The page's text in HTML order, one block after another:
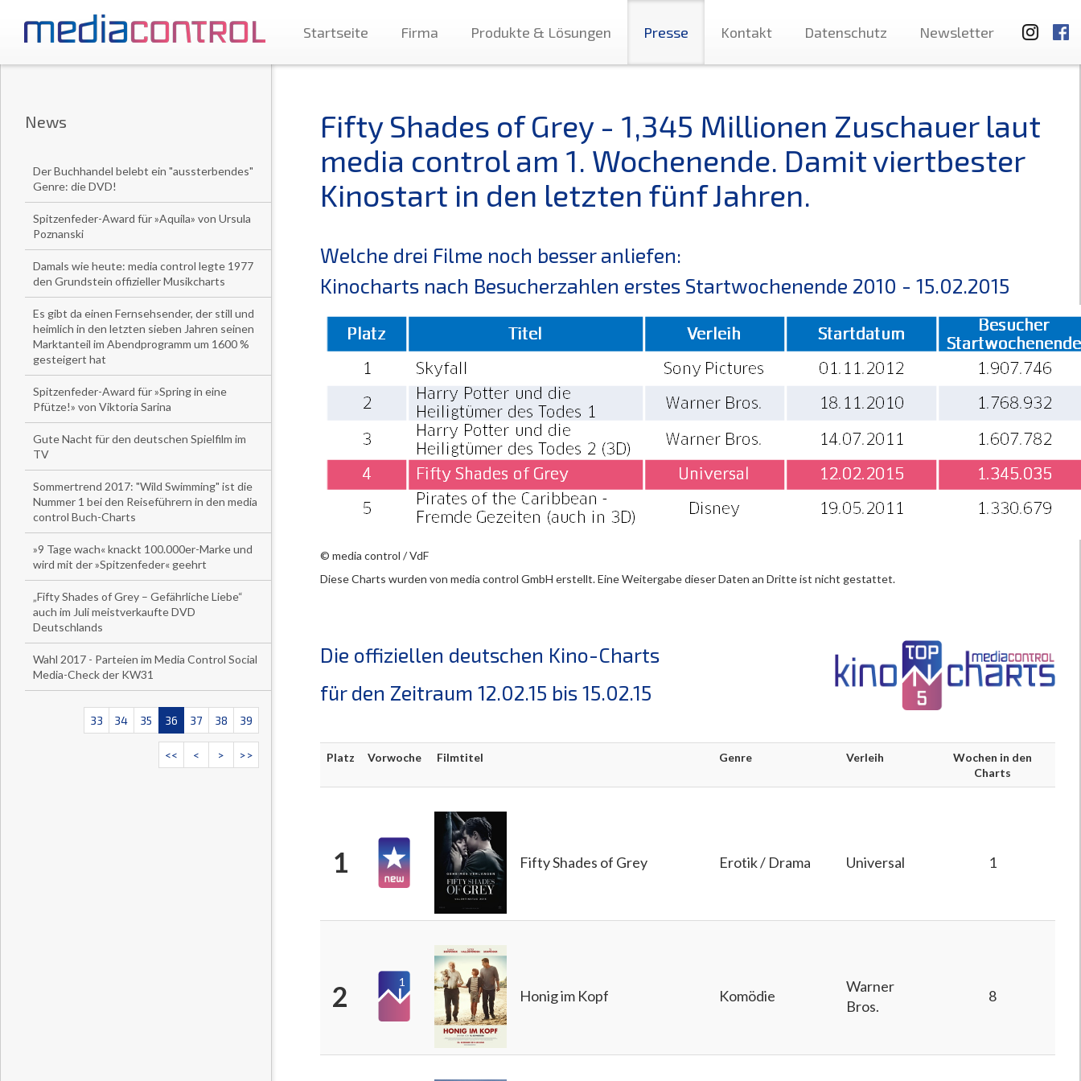
Startseite Firma Produkte & Lösungen Presse Kontakt Datenschutz Newsletter
News
Der Buchhandel belebt ein "aussterbendes"
Genre: die DVD!
Spitzenfeder-Award für »Aquila» von Ursula
Poznanski
Damals wie heute: media control legte 1977
den Grundstein offizieller Musikcharts
Es gibt da einen Fernsehsender, der still und
heimlich in den letzten sieben Jahren seinen
Marktanteil im Abendprogramm um 1600 %
gesteigert hat
Spitzenfeder-Award für »Spring in eine
Pfütze!» von Viktoria Sarina
Gute Nacht für den deutschen Spielfilm im
TV
Sommertrend 2017: "Wild Swimming" ist die
Nummer 1 bei den Reiseführern in den media
control Buch-Charts
»9 Tage wach« knackt 100.000er-Marke und
wird mit der »Spitzenfeder« geehrt
„Fifty Shades of Grey – Gefährliche Liebe“
auch im Juli meistverkaufte DVD
Deutschlands
Wahl 2017 - Parteien im Media Control Social
Media-Check der KW31
33 34 35 36 37 38 39
<< < > >>
Fifty Shades of Grey - 1,345 Millionen Zuschauer laut
media control am 1. Wochenende. Damit viertbester
Kinostart in den letzten fünf Jahren.
Welche drei Filme noch besser anliefen:
Kinocharts nach Besucherzahlen erstes Startwochenende 2010 - 15.02.2015
© media control / VdF
Diese Charts wurden von media control GmbH erstellt. Eine Weitergabe dieser Daten an Dritte ist nicht gestattet.
Die offiziellen deutschen Kino-Charts
für den Zeitraum 12.02.15 bis 15.02.15
Platz Vorwoche Filmtitel Genre Verleih
Wochen in den
Charts
1 Fifty Shades of Grey Erotik / Drama Universal 1
2 1
Honig im Kopf Komödie
Warner
Bros.
8